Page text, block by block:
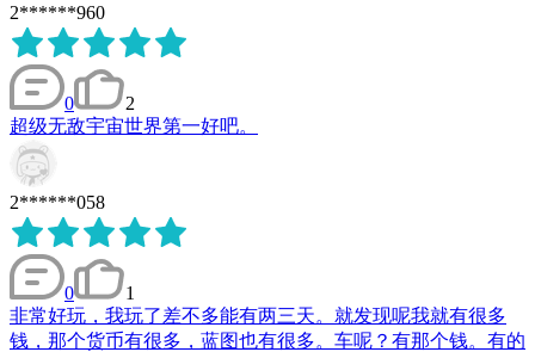
2******960
0
2
超级无敌宇宙世界第一好吧。
2******058
0
1
非常好玩，我玩了差不多能有两三天。就发现呢我就有很多
钱，那个货币有很多，蓝图也有很多。车呢？有那个钱。有的